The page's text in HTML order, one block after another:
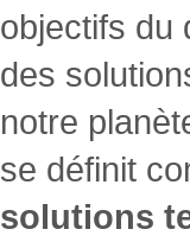
objectifs du
des
notre
se définit
solutions